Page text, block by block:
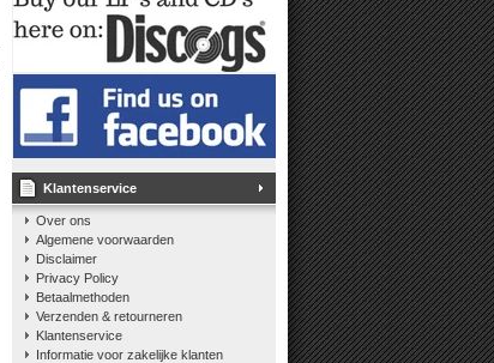
Klantenservice
Over ons
Algemene voorwaarden
Disclaimer
Privacy Policy
Betaalmethoden
Verzenden & retourneren
Klantenservice
Informatie voor zakelijke klanten